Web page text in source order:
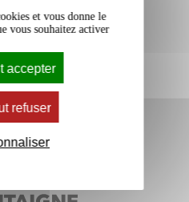
et vous donne le
vous souhaitez activer
accepter
refuser